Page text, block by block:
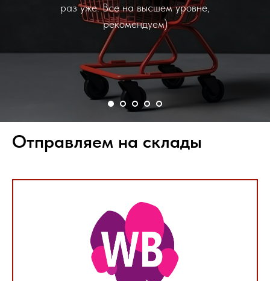
раз уже. Все на высшем уровне,
рекомендуем)
Отправляем на склады